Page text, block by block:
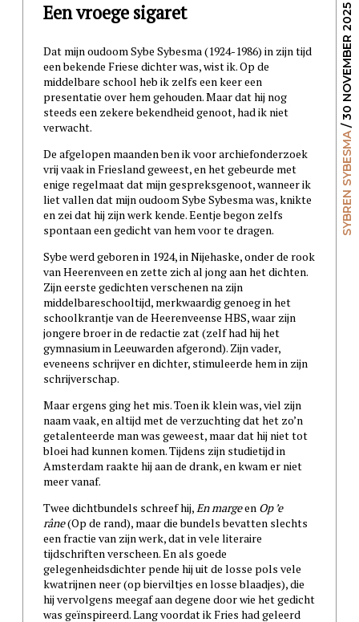
SYBREN SYBESMA
/ 30 NOVEMBER 2025
Een vroege sigaret
Dat mijn oudoom Sybe Sybesma (1924-1986) in zijn tijd
een bekende Friese dichter was, wist ik. Op de
middelbare school heb ik zelfs een keer een
presentatie over hem gehouden. Maar dat hij nog
steeds een zekere bekendheid genoot, had ik niet
verwacht.
De afgelopen maanden ben ik voor archiefonderzoek
vrij vaak in Friesland geweest, en het gebeurde met
enige regelmaat dat mijn gespreksgenoot, wanneer ik
liet vallen dat mijn oudoom Sybe Sybesma was, knikte
en zei dat hij zijn werk kende. Eentje begon zelfs
spontaan een gedicht van hem voor te dragen.
Sybe werd geboren in 1924, in Nijehaske, onder de rook
van Heerenveen en zette zich al jong aan het dichten.
Zijn eerste gedichten verschenen na zijn
middelbareschooltijd, merkwaardig genoeg in het
schoolkrantje van de Heerenveense HBS, waar zijn
jongere broer in de redactie zat (zelf had hij het
gymnasium in Leeuwarden afgerond). Zijn vader,
eveneens schrijver en dichter, stimuleerde hem in zijn
schrijverschap.
Maar ergens ging het mis. Toen ik klein was, viel zijn
naam vaak, en altijd met de verzuchting dat het zo’n
getalenteerde man was geweest, maar dat hij niet tot
bloei had kunnen komen. Tijdens zijn studietijd in
Amsterdam raakte hij aan de drank, en kwam er niet
meer vanaf.
Twee dichtbundels schreef hij,En margeen Op ’e
râne(Op de rand), maar die bundels bevatten slechts
een fractie van zijn werk, dat in vele literaire
tijdschriften verscheen. En als goede
gelegenheidsdichter pende hij uit de losse pols vele
kwatrijnen neer (op bierviltjes en losse blaadjes), die
hij vervolgens meegaf aan degene door wie het gedicht
was geïnspireerd. Lang voordat ik Fries had geleerd